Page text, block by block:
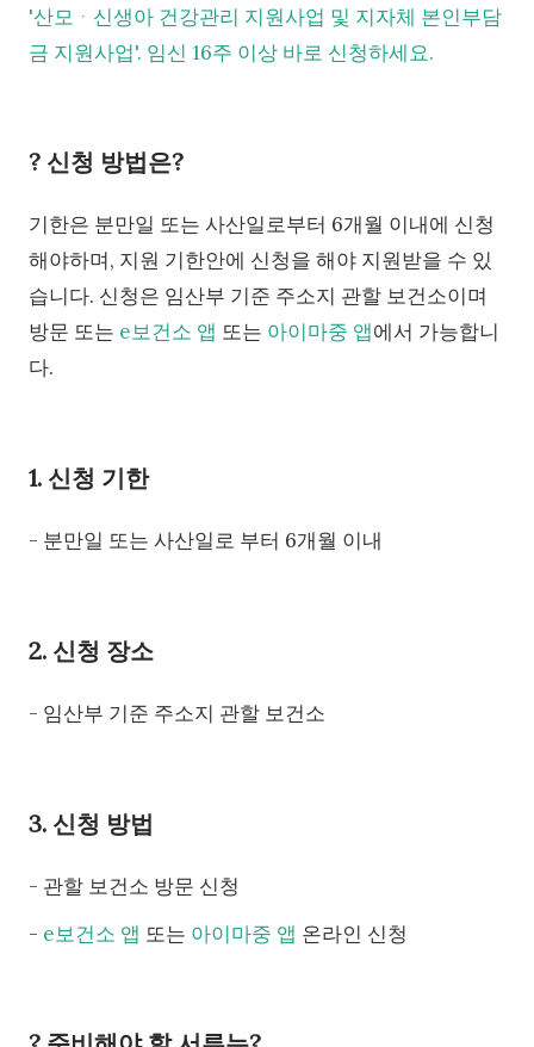
'산모ᆞ신생아 건강관리 지원사업 및 지자체 본인부담
금 지원사업'. 임신 16주 이상 바로 신청하세요.
? 신청 방법은?
기한은 분만일 또는 사산일로부터 6개월 이내에 신청
해야하며, 지원 기한안에 신청을 해야 지원받을 수 있
습니다. 신청은 임산부 기준 주소지 관할 보건소이며
방문 또는 e보건소 앱 또는 아이마중 앱에서 가능합니
다.
1. 신청 기한
- 분만일 또는 사산일로 부터 6개월 이내
2. 신청 장소
- 임산부 기준 주소지 관할 보건소
3. 신청 방법
- 관할 보건소 방문 신청
- e보건소 앱 또는 아이마중 앱 온라인 신청